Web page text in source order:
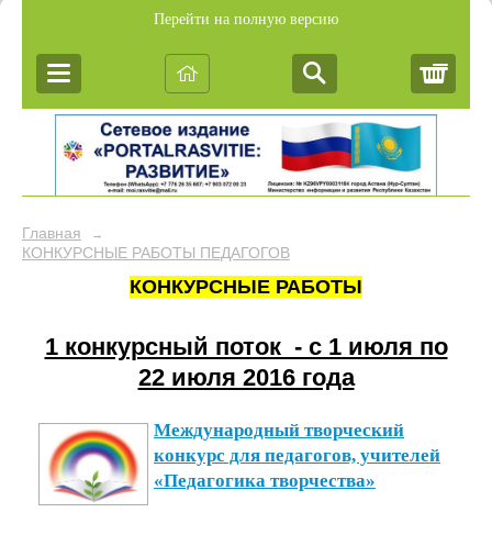
Перейти на полную версию
Главная →
КОНКУРСНЫЕ РАБОТЫ ПЕДАГОГОВ
КОНКУРСНЫЕ РАБОТЫ
1 конкурсный поток - c 1 июля по
22 июля 2016 года
Международный творческий
конкурс для педагогов, учителей
«Педагогика творчества»